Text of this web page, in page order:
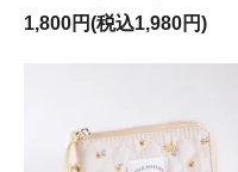
1,800円(税込1,980円)